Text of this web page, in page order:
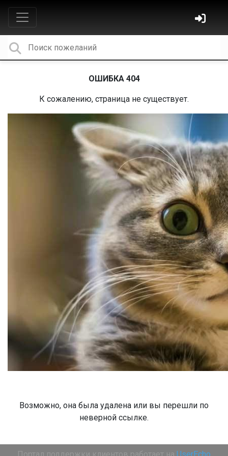
ОШИБКА 404
К сожалению, страница не существует.
Возможно, она была удалена или вы перешли по
неверной ссылке.